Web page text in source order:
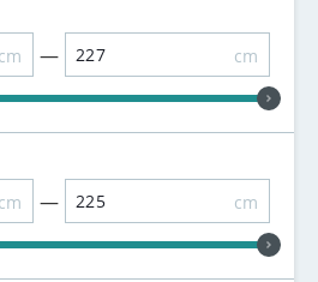
cm — cm
cm — cm